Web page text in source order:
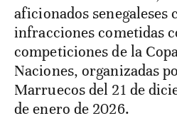
aficionados senegaleses
infracciones cometidas
competiciones de la
Naciones, organizadas
Marruecos del 21 de
de enero de 2026.